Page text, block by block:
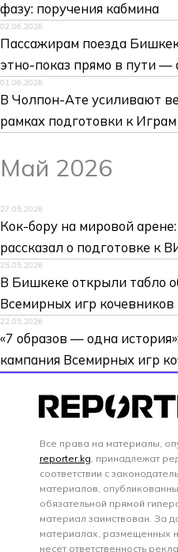
фазу: поручения кабмина
02.06.2026
Пассажирам поезда
этно-показ прямо в пути —
01.06.2026
В Чолпон-Ате усиливают
рамках подготовки к
Май 2026
27.05.2026
Кок-бору на мировой
рассказал о подготовке к
25.05.2026
В Бишкеке открыли табло
Всемирных игр кочевников
22.05.2026
«7 образов — одна
кампания Всемирных игр
Все права на материалы,
reporter.kg, принадлежат
соответствии с
материалов,
обязательной прямой
материал заимствован. За
материалах, размещенных
несет ответственность